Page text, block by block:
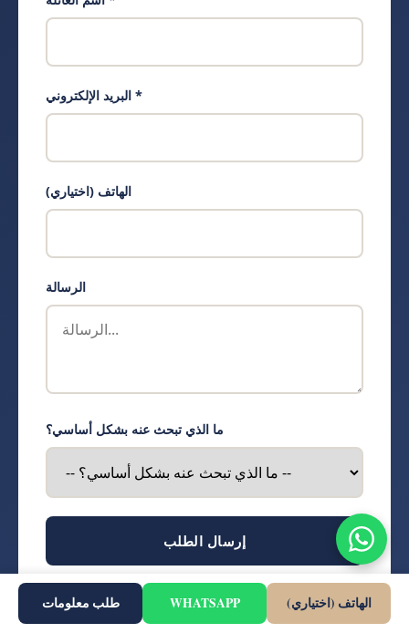
البريد الإلكتروني *
الهاتف (اختياري)
الرسالة
ما الذي تبحث عنه بشكل أساسي؟
إرسال الطلب
طلب معلومات WHATSAPP الهاتف (اختياري)